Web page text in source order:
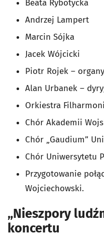
Beata Rybotycka
Andrzej Lampert
Marcin Sójka
Jacek Wójcicki
Piotr Rojek – organy
Alan Urbanek –
Orkiestra
Chór Akademii
Chór „Gaudium”
Chór Uniwersytetu
Przygotowanie
Wojciechowski.
„Nieszpory
koncertu